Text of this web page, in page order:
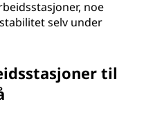
noe
selv under
til